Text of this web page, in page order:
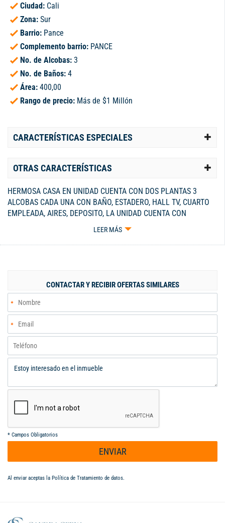
Ciudad: Cali
Zona: Sur
Barrio: Pance
Complemento barrio: PANCE
No. de Alcobas: 3
No. de Baños: 4
Área: 400,00
Rango de precio: Más de $1 Millón
CARACTERÍSTICAS ESPECIALES
OTRAS CARACTERÍSTICAS
HERMOSA CASA EN UNIDAD CUENTA CON DOS PLANTAS 3
ALCOBAS CADA UNA CON BAÑO, ESTADERO, HALL TV, CUARTO
EMPLEADA, AIRES, DEPOSITO, LA UNIDAD CUENTA CON
GRANDIOSA ZONA SOCIAL, CANCHA TENIS, DOS
CERCA DE COLEGIOS Y UNIVERSIDADES, RESTAURANTES,
LEER MÁS
CONTACTAR Y RECIBIR OFERTAS SIMILARES
* Campos Obligatorios
ENVIAR
Al enviar aceptas la Política de Tratamiento de datos.